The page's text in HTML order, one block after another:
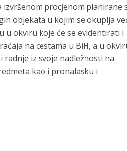
procjenom planirane
objekata u kojim se okuplja
u okviru koje će se evidentirati i
na cestama u BiH, a u
iz svoje nadležnosti na
kao i pronalasku i